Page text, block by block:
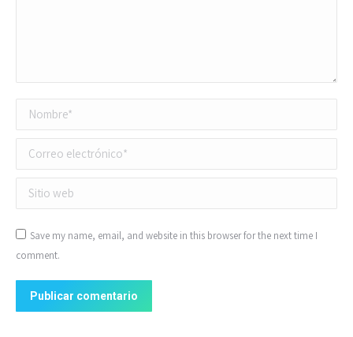
Nombre *
Correo electrónico *
Sitio web
Save my name, email, and website in this browser for the next time I
comment.
Publicar comentario